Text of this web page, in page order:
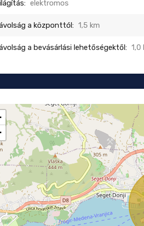
elektromos
a központtól: 1,5 km
a bevásárlási lehetőségektől: 1,0